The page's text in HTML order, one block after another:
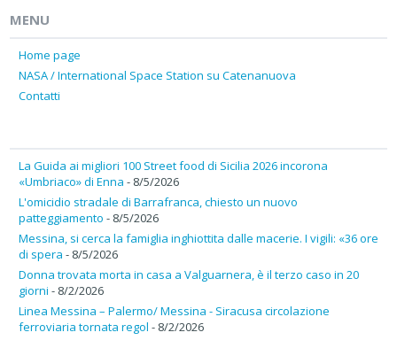
MENU
Home page
NASA / International Space Station su Catenanuova
Contatti
La Guida ai migliori 100 Street food di Sicilia 2026 incorona
«Umbriaco» di Enna - 8/5/2026
L'omicidio stradale di Barrafranca, chiesto un nuovo
patteggiamento - 8/5/2026
Messina, si cerca la famiglia inghiottita dalle macerie. I vigili: «36 ore
di spera - 8/5/2026
Donna trovata morta in casa a Valguarnera, è il terzo caso in 20
giorni - 8/2/2026
Linea Messina – Palermo/ Messina - Siracusa circolazione
ferroviaria tornata regol - 8/2/2026